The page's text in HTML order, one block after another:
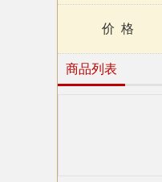
价 格
商品列表